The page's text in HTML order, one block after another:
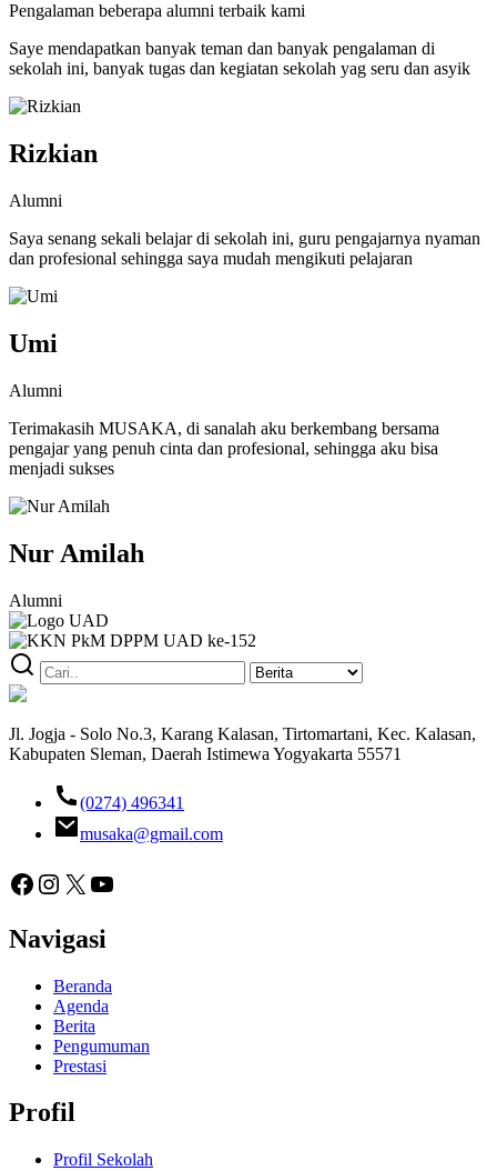
Pengalaman beberapa alumni terbaik kami
Saye mendapatkan banyak teman dan banyak pengalaman di
sekolah ini, banyak tugas dan kegiatan sekolah yag seru dan asyik
Rizkian
Alumni
Saya senang sekali belajar di sekolah ini, guru pengajarnya nyaman
dan profesional sehingga saya mudah mengikuti pelajaran
Umi
Alumni
Terimakasih MUSAKA, di sanalah aku berkembang bersama
pengajar yang penuh cinta dan profesional, sehingga aku bisa
menjadi sukses
Nur Amilah
Alumni
Jl. Jogja - Solo No.3, Karang Kalasan, Tirtomartani, Kec. Kalasan,
Kabupaten Sleman, Daerah Istimewa Yogyakarta 55571
(0274) 496341
musaka@gmail.com
Facebook
Instagram
X YouTube
Navigasi
Beranda
Agenda
Berita
Pengumuman
Prestasi
Profil
Profil Sekolah